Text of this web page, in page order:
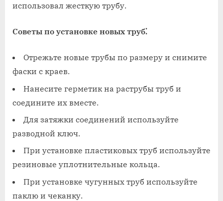
использовал жесткую трубу.
Советы по установке новых труб⁚
Отрежьте новые трубы по размеру и снимите
фаски с краев.
Нанесите герметик на раструбы труб и
соедините их вместе.
Для затяжки соединений используйте
разводной ключ.
При установке пластиковых труб используйте
резиновые уплотнительные кольца.
При установке чугунных труб используйте
паклю и чеканку.